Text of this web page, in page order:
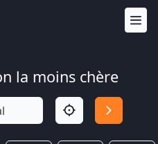
la moins chère